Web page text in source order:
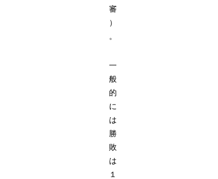
審
）
。
一
般
的
に
は
勝
敗
は
１